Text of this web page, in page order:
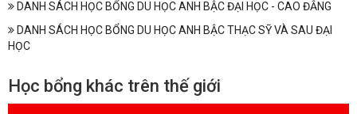
DANH SÁCH HỌC BỔNG DU HỌC ANH BẬC ĐẠI HỌC - CAO ĐẲNG
DANH SÁCH HỌC BỔNG DU HỌC ANH BẬC THẠC SỸ VÀ SAU ĐẠI
HỌC
Học bổng khác trên thế giới